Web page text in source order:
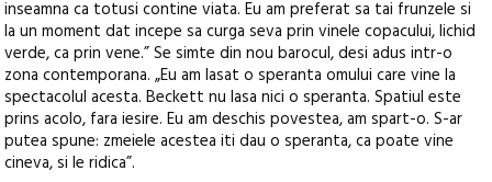
inseamna ca totusi contine viata. Eu am preferat sa tai frunzele si
la un moment dat incepe sa curga seva prin vinele copacului, lichid
verde, ca prin vene.” Se simte din nou barocul, desi adus intr-o
zona contemporana. „Eu am lasat o speranta omului care vine la
spectacolul acesta. Beckett nu lasa nici o speranta. Spatiul este
prins acolo, fara iesire. Eu am deschis povestea, am spart-o. S-ar
putea spune: zmeiele acestea iti dau o speranta, ca poate vine
cineva, si le ridica”.